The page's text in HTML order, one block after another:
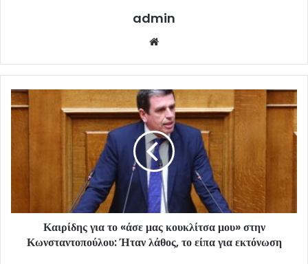
admin
Καιρίδης για το «άσε μας κουκλίτσα μου» στην
Κωνσταντοπούλου: Ήταν λάθος, το είπα για εκτόνωση